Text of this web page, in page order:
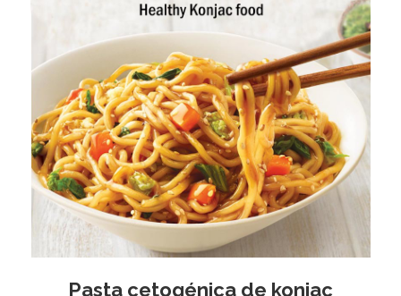
Pasta cetogénica de konjac